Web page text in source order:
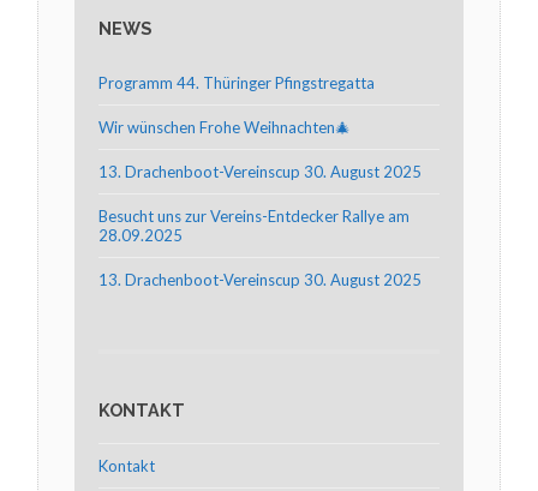
NEWS
Programm 44. Thüringer Pfingstregatta
Wir wünschen Frohe Weihnachten🎄
13. Drachenboot-Vereinscup 30. August 2025
Besucht uns zur Vereins-Entdecker Rallye am
28.09.2025
13. Drachenboot-Vereinscup 30. August 2025
KONTAKT
Kontakt